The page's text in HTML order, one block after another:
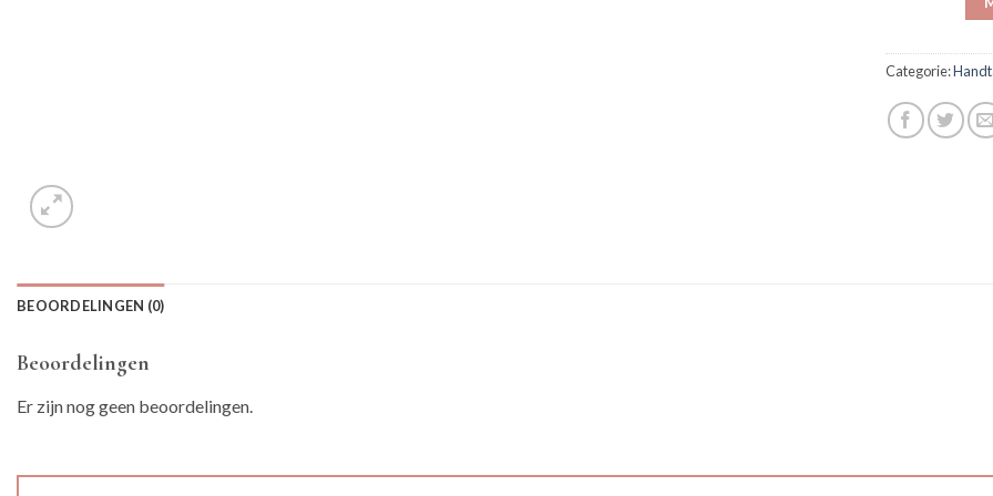
Categorie:
BEOORDELINGEN (0)
Beoordelingen
Er zijn nog geen beoordelingen.